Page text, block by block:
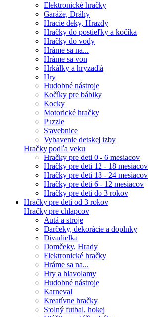
Elektronické hračky
Garáže, Dráhy
Hracie deky, Hrazdy
Hračky do postieľky a kočíka
Hračky do vody
Hráme sa na...
Hráme sa von
Hrkálky a hryzadlá
Hry
Hudobné nástroje
Kočíky pre bábiky
Kocky
Motorické hračky
Puzzle
Stavebnice
Vybavenie detskej izby
Hračky podľa veku
Hračky pre deti 0 - 6 mesiacov
Hračky pre deti 12 - 18 mesiacov
Hračky pre deti 18 - 24 mesiacov
Hračky pre deti 6 - 12 mesiacov
Hračky pre deti do 3 rokov
Hračky pre deti od 3 rokov
Hračky pre chlapcov
Autá a stroje
Darčeky, dekorácie a doplnky
Divadielka
Domčeky, Hrady
Elektronické hračky
Hráme sa na...
Hry a hlavolamy
Hudobné nástroje
Karneval
Kreatívne hračky
Stolný futbal, hokej